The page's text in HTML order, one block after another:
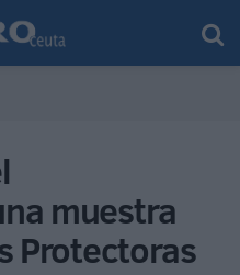
muestra
Protectoras